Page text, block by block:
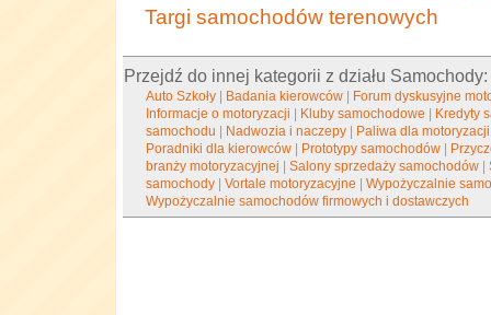
Targi samochodów terenowych
Przejdź do innej kategorii z działu Samochody:
Auto Szkoły Badania kierowców
Forum dyskusyjne
Informacje o motoryzacji
Kluby samochodowe
Kredyty
samochodu
Nadwozia i naczepy Paliwa dla motoryzacji
Poradniki dla kierowców
Prototypy samochodów
branży motoryzacyjnej |Salony sprzedaży samochodów |
samochody |Vortale motoryzacyjne |Wypożyczalnie
Wypożyczalnie samochodów firmowych i dostawczych